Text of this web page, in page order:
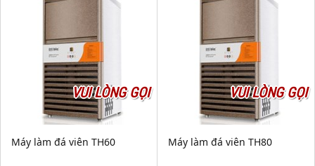
VUI LÒNG GỌI
Máy làm đá viên TH60
VUI LÒNG GỌI
Máy làm đá viên TH80